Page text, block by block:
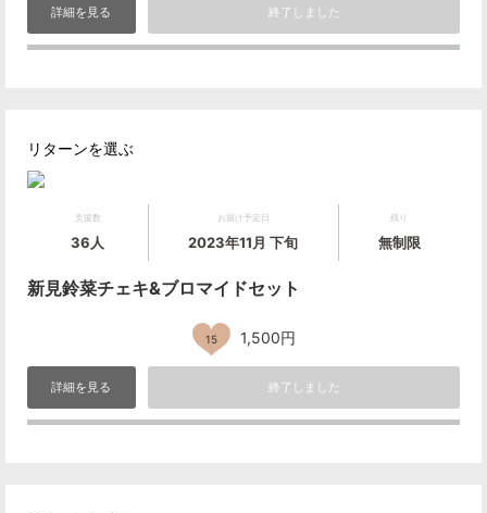
詳細を見る 終了しました
リターンを選ぶ
支援数
36人
お届け予定日
2023年11月 下旬
残り
無制限
新見鈴菜チェキ&ブロマイドセット
15 1,500円
詳細を見る 終了しました